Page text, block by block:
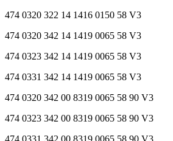
474 0320 322 14 1416 0150 58 V3
474 0320 342 14 1419 0065 58 V3
474 0323 342 14 1419 0065 58 V3
474 0331 342 14 1419 0065 58 V3
474 0320 342 00 8319 0065 58 90 V3
474 0323 342 00 8319 0065 58 90 V3
474 0331 342 00 8319 0065 58 90 V3